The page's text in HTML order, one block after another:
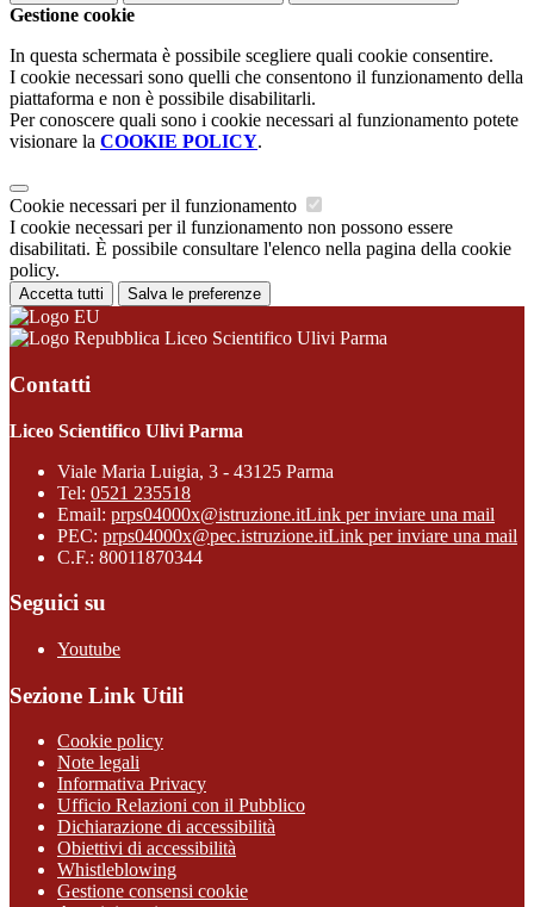
Gestione cookie
In questa schermata è possibile scegliere quali cookie consentire.
I cookie necessari sono quelli che consentono il funzionamento della
piattaforma e non è possibile disabilitarli.
Per conoscere quali sono i cookie necessari al funzionamento potete
visionare la COOKIE POLICY.
Cookie necessari per il funzionamento
I cookie necessari per il funzionamento non possono essere
disabilitati. È possibile consultare l'elenco nella pagina della cookie
policy.
Accetta tutti Salva le preferenze
Liceo Scientifico Ulivi Parma
Contatti
Liceo Scientifico Ulivi Parma
Viale Maria Luigia, 3 - 43125 Parma
Tel: 0521 235518
Email: prps04000x@istruzione.itLink per inviare una mail
PEC: prps04000x@pec.istruzione.itLink per inviare una mail
C.F.: 80011870344
Seguici su
Youtube
Sezione Link Utili
Cookie policy
Note legali
Informativa Privacy
Ufficio Relazioni con il Pubblico
Dichiarazione di accessibilità
Obiettivi di accessibilità
Whistleblowing
Gestione consensi cookie